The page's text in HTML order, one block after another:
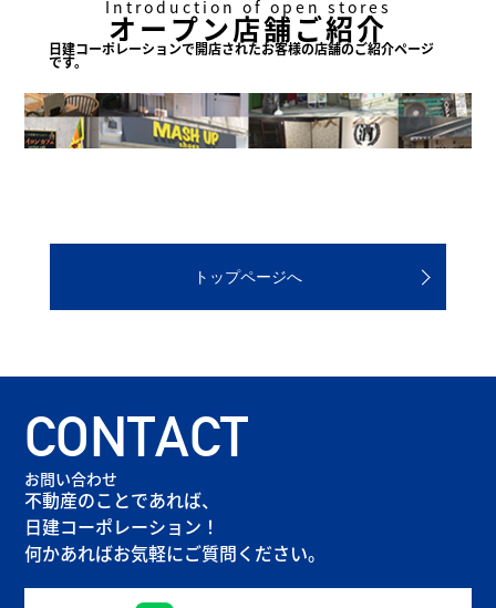
Introduction of open stores
オープン店舗ご紹介
日建コーポレーションで開店されたお客様の店舗のご紹介ページ
です。
トップページへ
CONTACT
お問い合わせ
不動産のことであれば、
日建コーポレーション！
何かあればお気軽にご質問ください。